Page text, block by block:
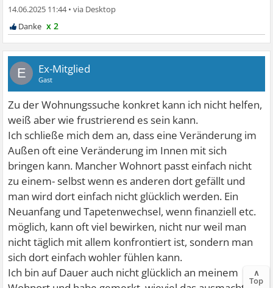
14.06.2025 11:44•
x 2
E Ex-Mitglied
Gast
Zu der Wohnungssuche konkret kann ich nicht helfen,
weiß aber wie frustrierend es sein kann.
Ich schließe mich dem an, dass eine Veränderung im
Außen oft eine Veränderung im Innen mit sich
bringen kann. Mancher Wohnort passt einfach nicht
zu einem- selbst wenn es anderen dort gefällt und
man wird dort einfach nicht glücklich werden. Ein
Neuanfang und Tapetenwechsel, wenn finanziell etc.
möglich, kann oft viel bewirken, nicht nur weil man
nicht täglich mit allem konfrontiert ist, sondern man
sich dort einfach wohler fühlen kann.
Ich bin auf Dauer auch nicht glücklich an meinem
∧
Top